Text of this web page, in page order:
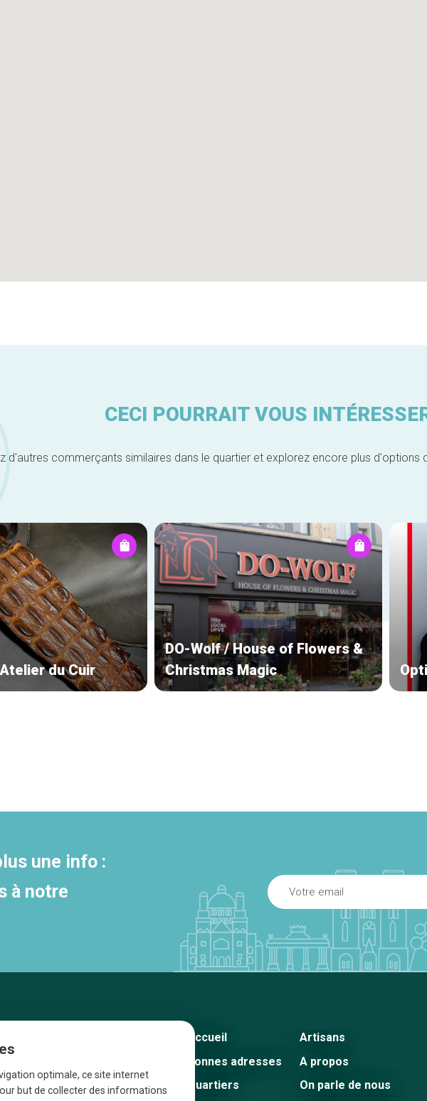
CECI POURRAIT VOUS
d'autres commerçants similaires dans le quartier et explorez encore plus d'options
du Cuir
DO-Wolf / House of Flowers &
Christmas Magic
une info :
à notre
Accueil
Bonnes adresses
Quartiers
Artisans
A propos
On parle de nous
optimale, ce site internet
but de collecter des informations